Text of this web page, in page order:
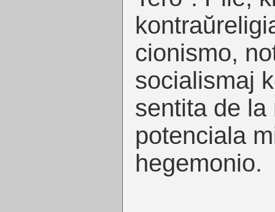
cionismo,
socialismaj
sentita de la
potenciala
hegemonio.